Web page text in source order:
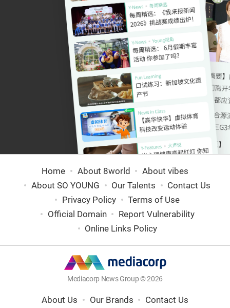
Home About 8world
About vibes
About SO YOUNG
Our Talents
Contact Us
Privacy Policy
Terms of Use
Official Domain
Report Vulnerability
Online Links Policy
Mediacorp News Group © 2026
About Us Our Brands Contact Us